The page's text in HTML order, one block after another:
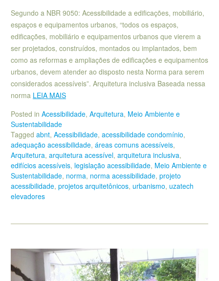
Segundo a NBR 9050: Acessibilidade a edificações, mobiliário,
espaços e equipamentos urbanos, “todos os espaços,
edificações, mobiliário e equipamentos urbanos que vierem a
ser projetados, construídos, montados ou implantados, bem
como as reformas e ampliações de edificações e equipamentos
urbanos, devem atender ao disposto nesta Norma para serem
considerados acessíveis”. Arquitetura inclusiva Baseada nessa
norma LEIA MAIS
Posted in Acessibilidade, Arquitetura, Meio Ambiente e
Sustentabilidade
Tagged abnt, Acessibilidade, acessibilidade condomínio,
adequação acessibilidade, áreas comuns acessíveis,
Arquitetura, arquitetura acessível, arquitetura inclusiva,
edifícios acessíveis, legislação acessibilidade, Meio Ambiente e
Sustentabilidade, norma, norma acessibilidade, projeto
acessibilidade, projetos arquitetônicos, urbanismo, uzatech
elevadores